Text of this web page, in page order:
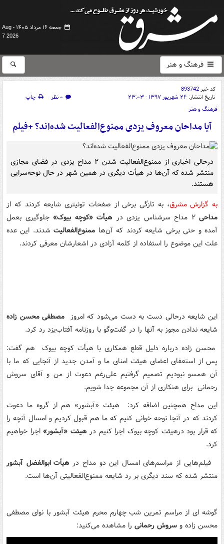
جمعه ۱۶ مرداد ۱۴۰۵ -
Aug
7 2026
فرهنگ و هنر
کد خبر893742
تاریخ انتشار: ۲۴ شهریور ۱۳۹۷ - ۲۳:۰۳ ۰ نظر
چاپ
فرهنگ و هنر
آیا مداحان معروف یزدی ممنوع‌الفعالیت شده‌اند؟ +فیلم
درحالی اخباری از ممنوع‌الفعالیت شدن ۲ مداح یزدی در فضای مجازی
منتشر شده که آن‌ها در هیأت دیگری در همین شهر در حال نوحه‌سرایی
هستند.
به گزارش مشرق، به تازگی برخی از صفحات توئیتری شایعه کردند که از
مداحی ۲ مداح سرشناس یزدی در هیأت «کوچه بیوک» جلوگیری بعمل
آمده و حتی برخی شایعه کردند که آن‌ها ممنوع‌الفعالیتشدند. این عده
علت این موضوع را استفاده از کلمه آزادی در اشعارشان معرفی کردند.
این شایعه درحالی دست به دست می‌شود که امروز مصطفی محسن زاده
شایعه ندادن مجوز به آنها را در گفت‌وگو با روزنامه آفتاب‌یزد رد کرد.
محسن زاده درباره دلیل قطع همکاری با هیأت کوچه بیوک هم گفت:
پس از استعفای اعضای هیئت امنای ما و آمدن جدید از آنجایی که ما با
آن‌ همسو نبودیم تصمیم گرفتیم علی‌رغم دعوت از من و آقای سروش
رحمانی برای هنکاری از آن مجموعه جدا شویم.
این مداح همچنین اضافه کرد: هیئت «آبشور» هم از گروه ما دعوت
کردند که در آنجا نوحه خوانی کنیم که ما هم قبول کردیم و امسال آنچه را
که قرار بود درهیئت کوچه بیوک اجرا کنیم در هیئت «آبشور» اجرا خواهیم
کرد.
فیلم‌هایی از مراسم‌های امسال این دو مداح در هیأت ابوالفضل آبشور
منتشر شده که سند دیگری بر رد شایعه ممنوع‌الفعالیتی آن‌ها است.
گوشه ای از مراسم تمرین شب چهارم محرم هیئت آبشور با نوای مصطفی
محسن زاده و سروش رحمانی را مشاهده می‌کنید: